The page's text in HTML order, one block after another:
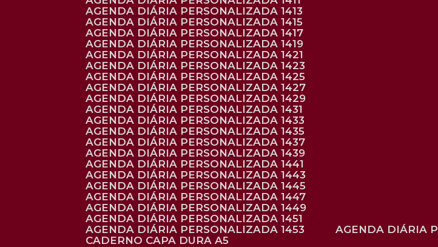
AGENDA DIÁRIA PERSONALIZADA 1413
AGENDA DIÁRIA PERSONALIZADA 1415
AGENDA DIÁRIA PERSONALIZADA 1417
AGENDA DIÁRIA PERSONALIZADA 1419
AGENDA DIÁRIA PERSONALIZADA 1421
AGENDA DIÁRIA PERSONALIZADA 1423
AGENDA DIÁRIA PERSONALIZADA 1425
AGENDA DIÁRIA PERSONALIZADA 1427
AGENDA DIÁRIA PERSONALIZADA 1429
AGENDA DIÁRIA PERSONALIZADA 1431
AGENDA DIÁRIA PERSONALIZADA 1433
AGENDA DIÁRIA PERSONALIZADA 1435
AGENDA DIÁRIA PERSONALIZADA 1437
AGENDA DIÁRIA PERSONALIZADA 1439
AGENDA DIÁRIA PERSONALIZADA 1441
AGENDA DIÁRIA PERSONALIZADA 1443
AGENDA DIÁRIA PERSONALIZADA 1445
AGENDA DIÁRIA PERSONALIZADA 1447
AGENDA DIÁRIA PERSONALIZADA 1449
AGENDA DIÁRIA PERSONALIZADA 1451
AGENDA DIÁRIA PERSONALIZADA 1453
AGENDA DIÁRIA
CADERNO CAPA DURA A5